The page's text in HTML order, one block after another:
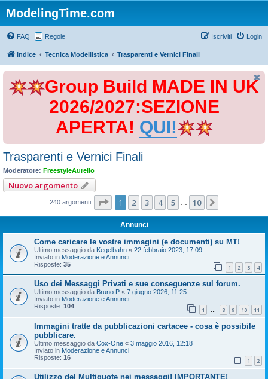
ModelingTime.com
FAQ Regole Login
Iscriviti
Indice Tecnica Modellistica Trasparenti e Vernici Finali
Group Build MADE IN UK
2026/2027:SEZIONE
APERTA! QUI!
Trasparenti e Vernici Finali
Moderatore: FreestyleAurelio
Nuovo argomento
240 argomenti Pagina di 10
1 2 3 4 5 10
Annunci
Come caricare le vostre immagini (e documenti) su MT!
Ultimo messaggio da Kegelbahn « 22 febbraio 2023, 17:09
Inviato in Moderazione e Annunci
Risposte: 35 1 2 3 4
Uso dei Messaggi Privati e sue conseguenze sul forum.
Ultimo messaggio da Bruno P « 7 giugno 2026, 11:25
Inviato in Moderazione e Annunci
Risposte: 104 1 … 8 9 10 11
Immagini tratte da pubblicazioni cartacee - cosa è possibile
pubblicare.
Ultimo messaggio da Cox-One « 3 maggio 2016, 12:18
Inviato in Moderazione e Annunci
Risposte: 16 1 2
Utilizzo del Multiquote nei messaggi! IMPORTANTE!